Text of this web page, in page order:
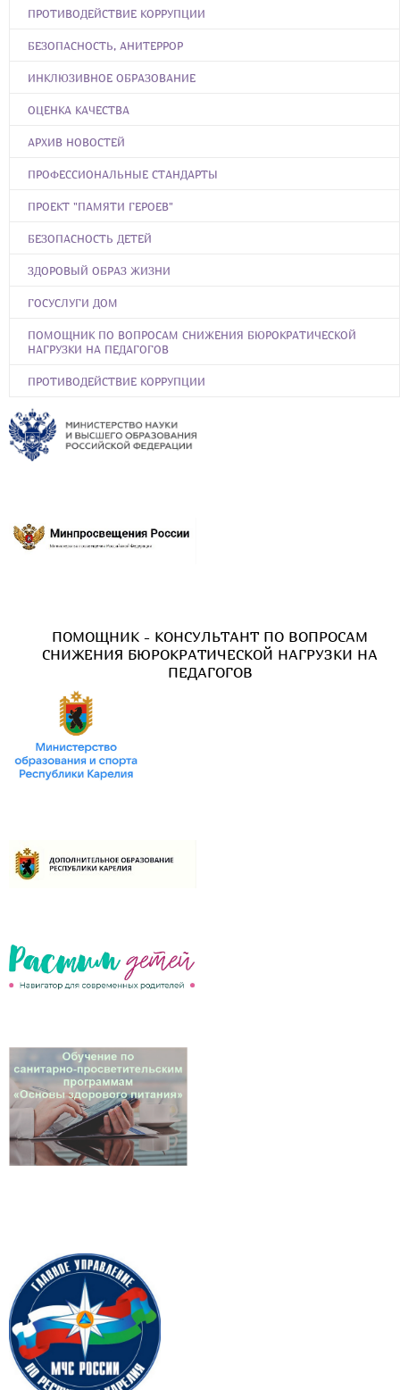
ПРОТИВОДЕЙСТВИЕ КОРРУПЦИИ
БЕЗОПАСНОСТЬ, АНИТЕРРОР
ИНКЛЮЗИВНОЕ ОБРАЗОВАНИЕ
ОЦЕНКА КАЧЕСТВА
АРХИВ НОВОСТЕЙ
ПРОФЕССИОНАЛЬНЫЕ СТАНДАРТЫ
ПРОЕКТ "ПАМЯТИ ГЕРОЕВ"
БЕЗОПАСНОСТЬ ДЕТЕЙ
ЗДОРОВЫЙ ОБРАЗ ЖИЗНИ
ГОСУСЛУГИ ДОМ
ПОМОЩНИК ПО ВОПРОСАМ СНИЖЕНИЯ БЮРОКРАТИЧЕСКОЙ
НАГРУЗКИ НА ПЕДАГОГОВ
ПРОТИВОДЕЙСТВИЕ КОРРУПЦИИ
ПОМОЩНИК - КОНСУЛЬТАНТ ПО ВОПРОСАМ
СНИЖЕНИЯ БЮРОКРАТИЧЕСКОЙ НАГРУЗКИ НА
ПЕДАГОГОВ